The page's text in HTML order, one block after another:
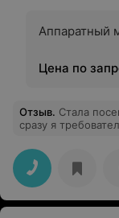
Аппаратный
Цена по
Отзыв. Стала
сразу я
лицо! поэтому
вернее его
конкретно он
немаловажным
юмора мастера,